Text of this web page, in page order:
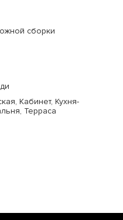
сборки
Кабинет, Кухня-
Терраса